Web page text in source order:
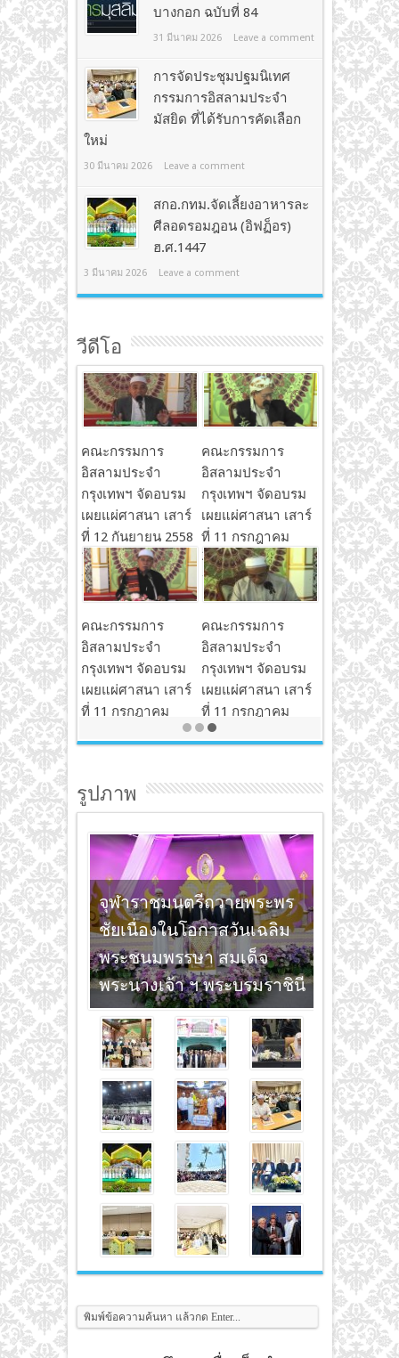
บางกอก ฉบับที่ 84
31 มีนาคม 2026 Leave a comment
การจัดประชุมปฐมนิเทศ
กรรมการอิสลามประจำ
มัสยิด ที่ได้รับการคัดเลือก
ใหม่
30 มีนาคม 2026 Leave a comment
สกอ.กทม.จัดเลี้ยงอาหารละ
ศีลอดรอมฎอน (อิฟฏ็อร)
ฮ.ศ.1447
3 มีนาคม 2026 Leave a comment
วีดีโอ
คณะกรรมการ
อิสลามประจำ
กรุงเทพฯ จัดอบรม
เผยแผ่ศาสนา เสาร์
ที่ 12 กันยายน 2558
1/3
21 ตุลาคม 2015
คณะกรรมการ
อิสลามประจำ
กรุงเทพฯ จัดอบรม
เผยแผ่ศาสนา เสาร์
ที่ 11 กรกฎาคม
2558 3/3
18 สิงหาคม 2015
คณะกรรมการ
อิสลามประจำ
กรุงเทพฯ จัดอบรม
เผยแผ่ศาสนา เสาร์
ที่ 11 กรกฎาคม
คณะกรรมการ
อิสลามประจำ
กรุงเทพฯ จัดอบรม
เผยแผ่ศาสนา เสาร์
ที่ 11 กรกฎาคม
2558 1/3
รูปภาพ
จุฬาราชมนตรีถวายพระพร
ชัยเนื่องในโอกาสวันเฉลิม
พระชนมพรรษา สมเด็จ
พระนางเจ้า ฯ พระบรมราชินี